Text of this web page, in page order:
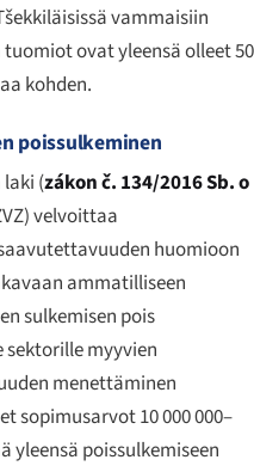
vammaisiin
ovat yleensä olleet 50
kohden.
poissulkeminen
(zákon č. 134/2016 Sb. o
velvoittaa
huomioon
ammatilliseen
sulkemisen pois
myyvien
menettäminen
sopimusarvot 10 000 000–
yleensä poissulkemiseen